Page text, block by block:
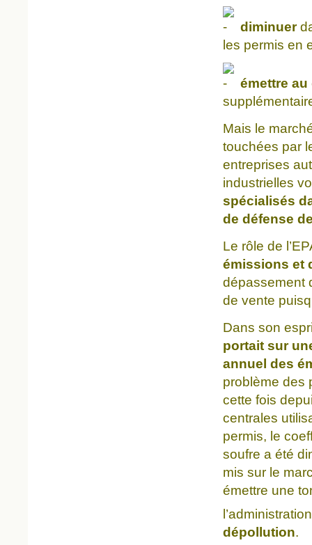
diminuer
les permis en
émettre au
Mais le
touchées par
entreprises
industrielles
spécialisés
de défense
Le rôle de
émissions et
dépassement
de vente
Dans son
portait sur
annuel des
problème des
cette fois
centrales
permis, le
soufre a été
mis sur le
émettre une
dépollution.